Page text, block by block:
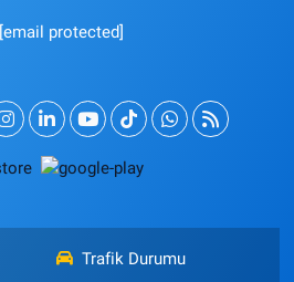
[email protected]
Trafik Durumu